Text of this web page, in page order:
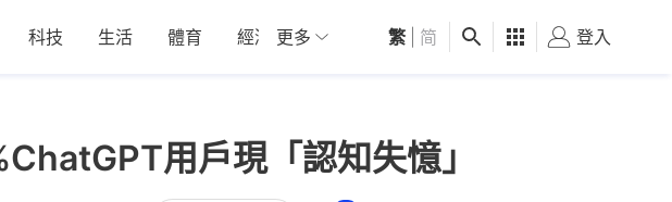
科技 生活 體育 經濟 01深圳 觀點 健康 好食玩飛
更多 繁 简 登入
用戶現「認知失憶」